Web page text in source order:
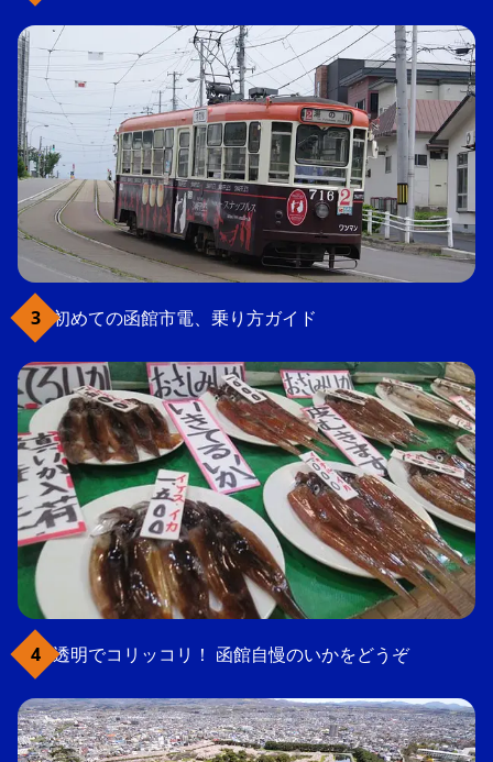
初めての函館市電、乗り方ガイド
透明でコリッコリ！ 函館自慢のいかをどうぞ